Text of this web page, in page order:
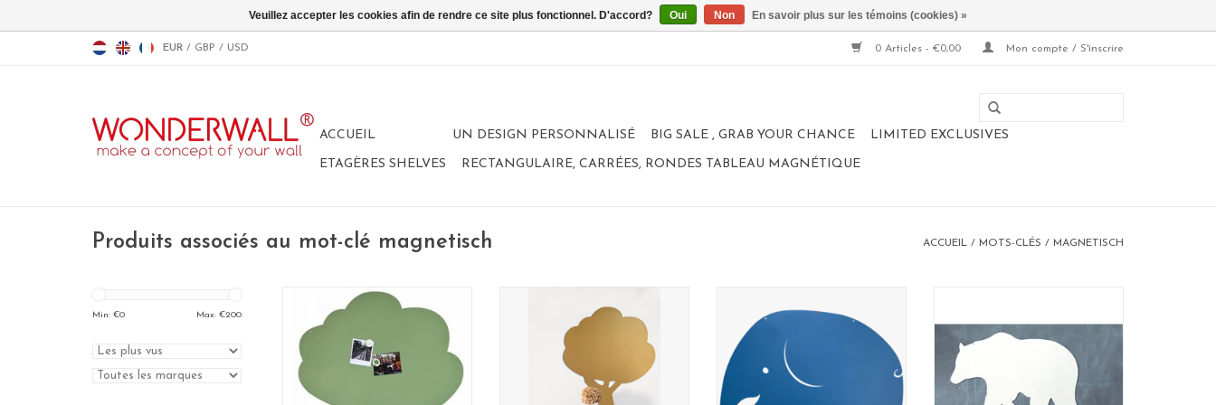
EUR / GBP / USD 0 Articles - €0,00 Mon compte / S'inscrire
ACCUEIL UN DESIGN PERSONNALISÉ BIG SALE , GRAB YOUR CHANCE LIMITED EXCLUSIVES
ETAGÈRES SHELVES RECTANGULAIRE, CARRÉES, RONDES TABLEAU MAGNÉTIQUE
Produits associés au mot-clé magnetisch ACCUEIL / MOTS-CLÉS / MAGNETISCH
Min: €0 Max: €200
WONDERWALL Tableau
magnetique ARBRE
Special collection
AJOUTER AU PANIER
magnetique ARBRE
95 x 80 cm
limited collection
AJOUTER AU PANIER
WONDERWALL ELEPHANT
100% made in Belgium.
Un cadeau superbe!
AJOUTER AU PANIER
Special collection
AJOUTER AU PANIER
Veuillez accepter les cookies afin de rendre ce site plus fonctionnel. D'accord? Oui Non En savoir plus sur les témoins (cookies) »